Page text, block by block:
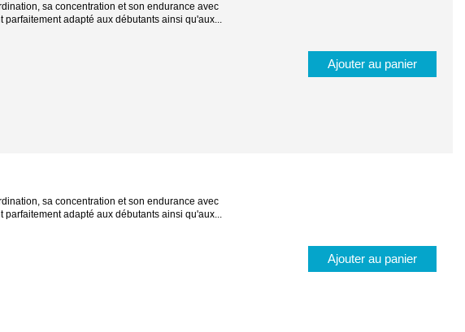
sa concentration et son endurance avec
adapté aux débutants ainsi qu'aux...
Ajouter au panier
sa concentration et son endurance avec
adapté aux débutants ainsi qu'aux...
Ajouter au panier